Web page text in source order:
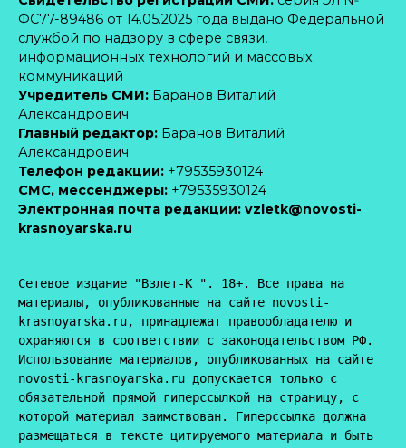
ФС77-89486 от 14.05.2025 года выдано Федеральной
службой по надзору в сфере связи,
информационных технологий и массовых
коммуникаций
Учредитель СМИ: Баранов Виталий
Александрович
Главный редактор: Баранов Виталий
Александрович
Телефон редакции: +79535930124
CМС, мессенджеры: +79535930124
Электронная почта редакции: vzletk@novosti-
krasnoyarska.ru
Сетевое издание "Взлет-К ". 18+. Все права на
материалы, опубликованные на сайте novosti-
krasnoyarska.ru, принадлежат правообладателю и
охраняются в соответствии с законодательством РФ.
Использование материалов, опубликованных на сайте
novosti-krasnoyarska.ru допускается только с
обязательной прямой гиперссылкой на страницу, с
которой материал заимствован. Гиперссылка должна
размещаться в тексте цитируемого материала и быть